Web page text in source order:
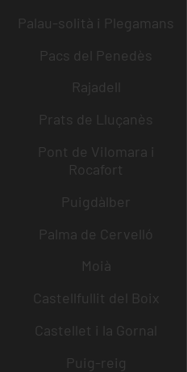
Palau-solità i Plegamans
Pacs del Penedès
Rajadell
Prats de Lluçanès
Pont de Vilomara i
Rocafort
Puigdàlber
Palma de Cervelló
Moià
Castellfullit del Boix
Castellet i la Gornal
Puig-reig